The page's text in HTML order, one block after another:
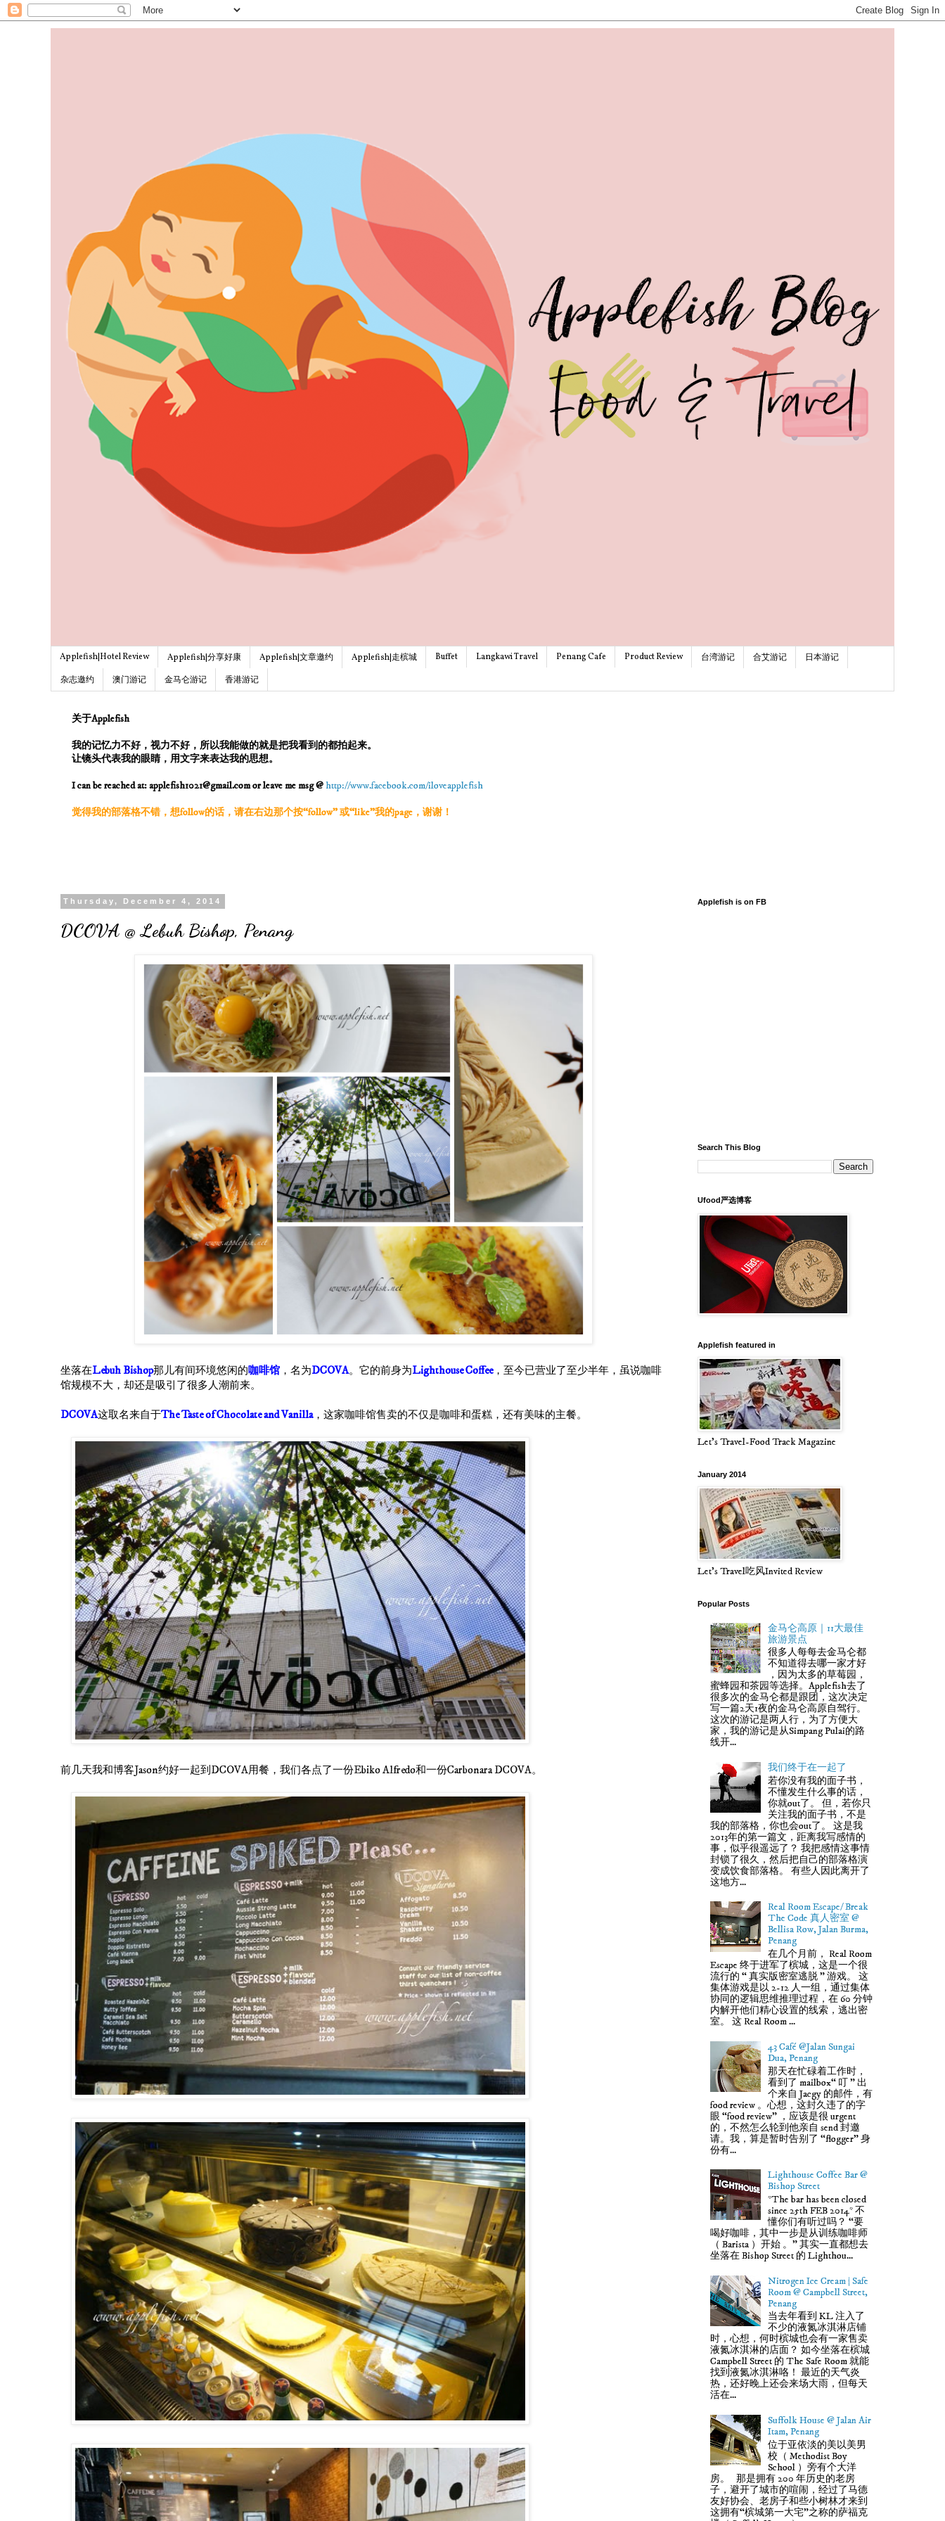
Applefish|Hotel Review Applefish|分享好康 Applefish|文章邀约 Applefish|走槟城 Buffet Langkawi Travel Penang Cafe Product Review 台湾游记 合艾游记
日本游记
杂志邀约
澳门游记 金马仑游记 香港游记
关于Applefish
我的记忆力不好，视力不好，所以我能做的就是把我看到的都拍起来。
让镜头代表我的眼睛，用文字来表达我的思想。
I can be reached at: applefish1021@gmail.com or leave me msg @http://www.facebook.com/iloveapplefish
觉得我的部落格不错，想follow的话，请在右边那个按“follow” 或“like”我的page，谢谢！
Thursday, December 4, 2014
DCOVA @ Lebuh Bishop, Penang
坐落在Lebuh Bishop那儿有间环境悠闲的咖啡馆 ，名为DCOVA。它的前身为Lighthouse Coffee，至今已营业了至少半年，虽说咖啡
馆规模不大，却还是吸引了很多人潮前来。
DCOVA这取名来自于The Taste of Chocolate and Vanilla，这家咖啡馆售卖的不仅是咖啡和蛋糕，还有美味的主餐。
前几天我和博客Jason约好一起到DCOVA用餐，我们各点了一份Ebiko Alfredo和一份Carbonara DCOVA。
Applefish is on FB
Search This Blog
Ufood严选博客
Applefish featured in
Let's Travel-Food Track Magazine
January 2014
Let's Travel吃风Invited Review
Popular Posts
金马仑高原｜11大最佳
旅游景点
很多人每每去金马仑都
不知道得去哪一家才好
，因为太多的草莓园，
蜜蜂园和茶园等选择。Applefish去了
很多次的金马仑都是跟团，这次决定
写一篇2天1夜的金马仑高原自驾行。
这次的游记是两人行，为了方便大
家，我的游记是从Simpang Pulai的路
线开...
我们终于在一起了
若你没有我的面子书，
不懂发生什么事的话，
你就out了。 但，若你只
关注我的面子书，不是
我的部落格，你也会out了。 这是我
2013年的第一篇文，距离我写感情的
事，似乎很遥远了？ 我把感情这事情
封锁了很久，然后把自己的部落格演
变成饮食部落格。 有些人因此离开了
这地方...
Real Room Escape/ Break
The Code 真人密室 @
Bellisa Row, Jalan Burma,
Penang
在几个月前， Real Room
Escape 终于进军了槟城，这是一个很
流行的 “ 真实版密室逃脱 ” 游戏。 这
集体游戏是以 2-12 人一组，通过集体
协同的逻辑思维推理过程，在 60 分钟
内解开他们精心设置的线索，逃出密
室。 这 Real Room ...
43 Café @Jalan Sungai
Dua, Penang
那天在忙碌着工作时，
看到了 mailbox“ 叮 ” 出
个来自 Jacgy 的邮件，有
food review 。心想，这封久违了的字
眼 “food review” ，应该是很 urgent
的，不然怎么轮到他亲自 send 封邀
请。我，算是暂时告别了 “flogger” 身
份有...
Lighthouse Coffee Bar @
Bishop Street
*The bar has been closed
since 25th FEB 2014* 不
懂你们有听过吗？ “要
喝好咖啡，其中一步是从训练咖啡师
（ Barista ）开始 。” 其实一直都想去
坐落在 Bishop Street 的 Lighthou...
Nitrogen Ice Cream | Safe
Room @ Campbell Street,
Penang
当去年看到 KL 注入了
不少的液氮冰淇淋店铺
时，心想，何时槟城也会有一家售卖
液氮冰淇淋的店面？ 如今坐落在槟城
Campbell Street 的 The Safe Room 就能
找到液氮冰淇淋咯！ 最近的天气炎
热，还好晚上还会来场大雨，但每天
活在...
Suffolk House @ Jalan Air
Itam, Penang
位于亚依淡的美以美男
校（ Methodist Boy
School ）旁有个大洋
房。 那是拥有 200 年历史的老房
子，避开了城市的喧闹，经过了马德
友好协会、老房子和些小树林才来到
这拥有“槟城第一大宅”之称的萨福克